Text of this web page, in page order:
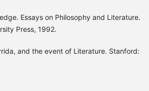
Essays on Philosophy and Literature.
Press, 1992.
and the event of Literature. Stanford: